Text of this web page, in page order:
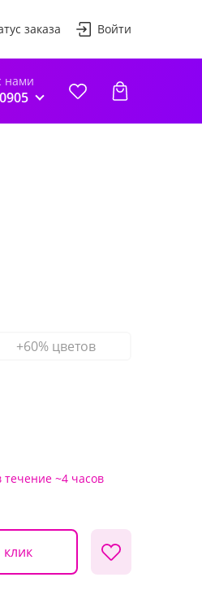
заказа Войти
нами
+60% цветов
течение ~4 часов
клик